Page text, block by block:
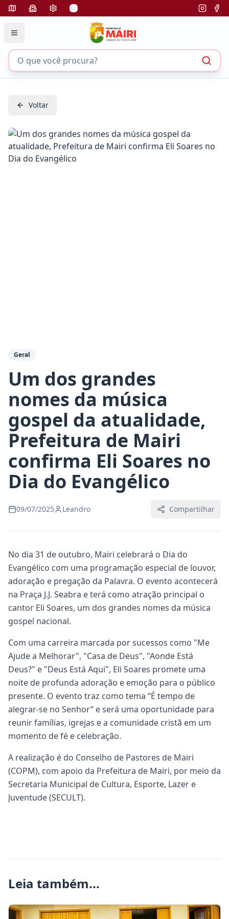
Voltar
Geral
Um dos grandes
nomes da música
gospel da atualidade,
Prefeitura de Mairi
confirma Eli Soares no
Dia do Evangélico
09/07/2025 Leandro Compartilhar
No dia 31 de outubro, Mairi celebrará o Dia do
Evangélico com uma programação especial de louvor,
adoração e pregação da Palavra. O evento acontecerá
na Praça J.J. Seabra e terá como atração principal o
cantor Eli Soares, um dos grandes nomes da música
gospel nacional.
Com uma carreira marcada por sucessos como "Me
Ajude a Melhorar", "Casa de Deus", "Aonde Está
Deus?" e "Deus Está Aqui", Eli Soares promete uma
noite de profunda adoração e emoção para o público
presente. O evento traz como tema “É tempo de
alegrar-se no Senhor” e será uma oportunidade para
reunir famílias, igrejas e a comunidade cristã em um
momento de fé e celebração.
A realização é do Conselho de Pastores de Mairi
(COPM), com apoio da Prefeitura de Mairi, por meio da
Secretaria Municipal de Cultura, Esporte, Lazer e
Juventude (SECULT).
Leia também...